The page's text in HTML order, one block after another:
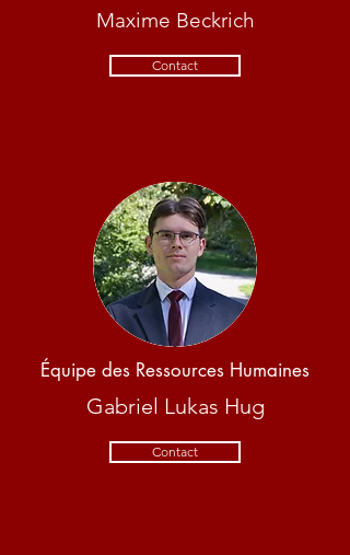
Maxime Beckrich
Contact
Équipe des Ressources Humaines
Gabriel Lukas Hug
Contact